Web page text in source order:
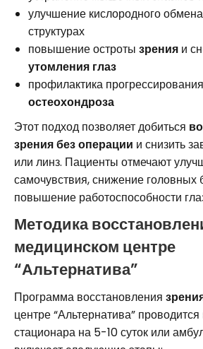
улучшение кислородного
структурах
повышение остроты зрения и
утомления глаз
профилактика прогрессирования
остеохондроза
Этот подход позволяет добиться
зрения без операции и снизить
или линз. Пациенты отмечают
самочувствия, снижение головных
повышение работоспособности
Методика
медицинском центре
“Альтернатива”
Программа восстановления
центре “Альтернатива”
стационара на 5-10 суток или